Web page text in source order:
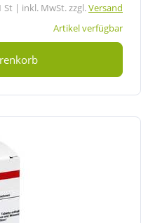
St | inkl. MwSt. zzgl.Versand
Artikel verfügbar